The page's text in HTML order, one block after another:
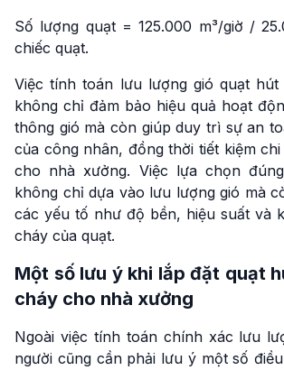
Số lượng quạt = 125.000 m³/giờ /
chiếc quạt.
Việc tính toán lưu lượng gió quạt
không chỉ đảm bảo hiệu quả hoạt
thông gió mà còn giúp duy trì sự an
của công nhân, đồng thời tiết kiệm
cho nhà xưởng. Việc lựa chọn
không chỉ dựa vào lưu lượng gió mà
các yếu tố như độ bền, hiệu suất và
cháy của quạt.
Một số lưu ý khi lắp đặt quạt
cháy cho nhà xưởng
Ngoài việc tính toán chính xác lưu
người cũng cần phải lưu ý một số